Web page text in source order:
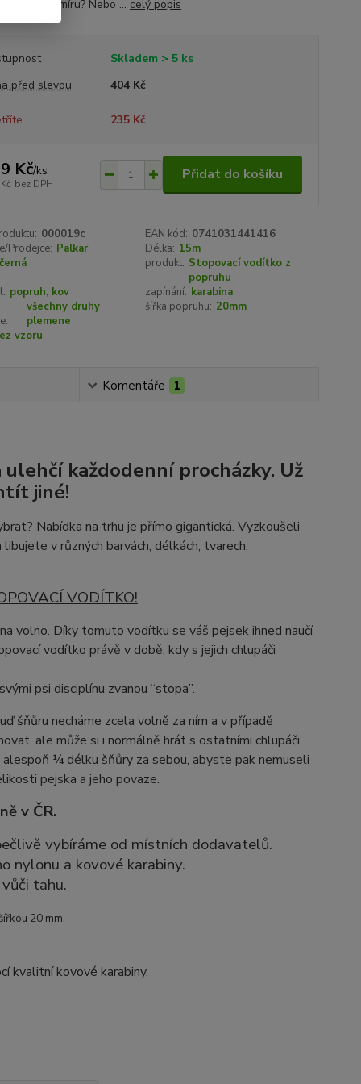
na míru? Nebo ... celý popis
Skladem > 5 ks
před slevou
404 Kč
235 Kč
Kč/ks
bez DPH
Přidat do košíku
000019c EAN kód: 0741031441416
Prodejce: Palkar Délka: 15m
produkt: Stopovací vodítko z
popruhu
popruh, kov zapínání: karabina
všechny druhy
plemene
šířka popruhu: 20mm
vzoru
Komentáře 1
každodenní procházky. Už
jiné!
Nabídka na trhu je přímo gigantická. Vyzkoušeli
v různých barvách, délkách, tvarech,
VODÍTKO!
volno. Díky tomuto vodítku se váš pejsek ihned naučí
vodítko právě v době, kdy s jejich chlupáči
psi disciplínu zvanou “stopa”.
šňůru necháme zcela volně za ním a v případě
ale může si i normálně hrát s ostatními chlupáči.
¼ délku šňůry za sebou, abyste pak nemuseli
pejska a jeho povaze.
v ČR.
vybíráme od místních dodavatelů.
nylonu a kovové karabiny.
tahu.
20 mm.
kvalitní kovové karabiny.